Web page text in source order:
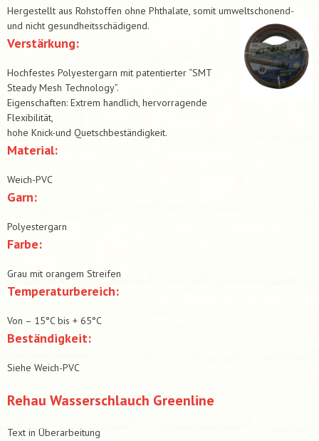
Hergestellt aus Rohstoffen ohne Phthalate, somit umweltschonend-
und nicht gesundheitsschädigend.
Verstärkung:
Hochfestes Polyestergarn mit patentierter “SMT
Steady Mesh Technology”.
Eigenschaften: Extrem handlich, hervorragende
Flexibilität,
hohe Knick-und Quetschbeständigkeit.
Material:
Weich-PVC
Garn:
Polyestergarn
Farbe:
Grau mit orangem Streifen
Temperaturbereich:
Von – 15°C bis + 65°C
Beständigkeit:
Siehe Weich-PVC
Rehau Wasserschlauch Greenline
Text in Überarbeitung